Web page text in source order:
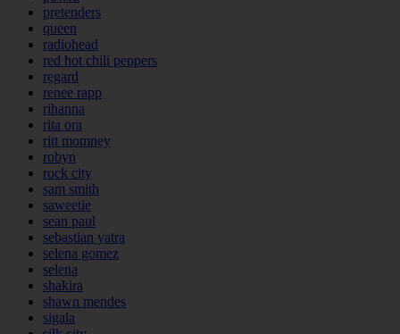
pretenders
queen
radiohead
red hot chili peppers
regard
renee rapp
rihanna
rita ora
ritt momney
robyn
rock city
sam smith
saweetie
sean paul
sebastian yatra
selena gomez
selena
shakira
shawn mendes
sigala